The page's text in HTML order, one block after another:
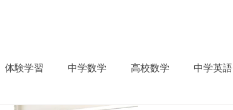
体験学習 中学数学 高校数学 中学英語